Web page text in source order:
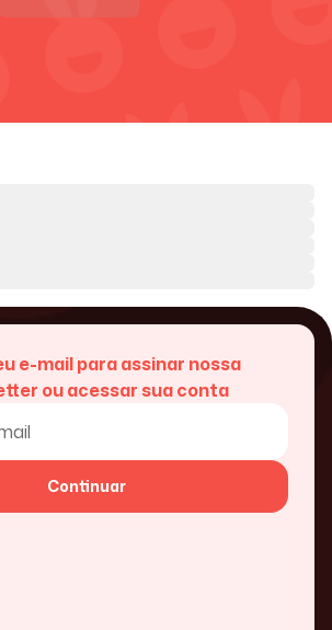
e-mail para assinar nossa
ou acessar sua conta
Continuar